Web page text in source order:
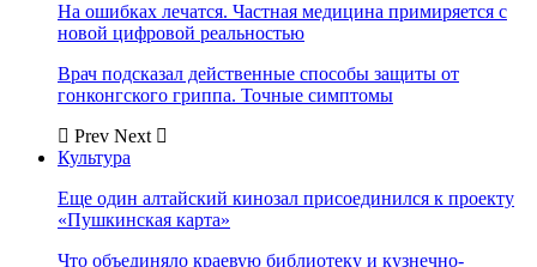
На ошибках лечатся. Частная медицина примиряется с
новой цифровой реальностью
Врач подсказал действенные способы защиты от
гонконгского гриппа. Точные симптомы
Prev Next
Культура
Еще один алтайский кинозал присоединился к проекту
«Пушкинская карта»
Что объединяло краевую библиотеку и кузнечно-